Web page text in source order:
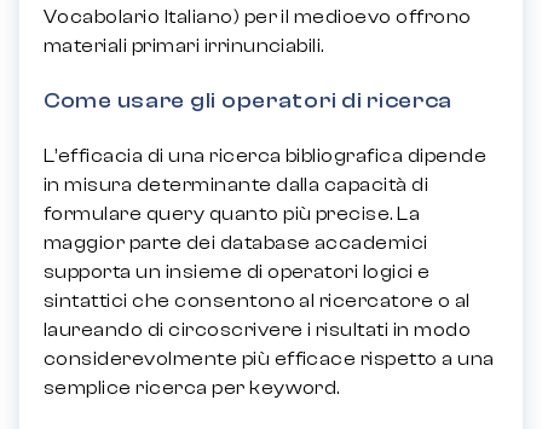
Vocabolario Italiano) per il medioevo offrono
materiali primari irrinunciabili.
Come usare gli operatori di ricerca
L’efficacia di una ricerca bibliografica dipende
in misura determinante dalla capacità di
formulare query quanto più precise. La
maggior parte dei database accademici
supporta un insieme di operatori logici e
sintattici che consentono al ricercatore o al
laureando di circoscrivere i risultati in modo
considerevolmente più efficace rispetto a una
semplice ricerca per keyword.